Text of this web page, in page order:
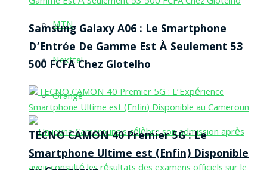
MTN
Nexttel
Orange
Samsung Galaxy A06 : Le Smartphone
D’Entrée De Gamme Est À Seulement 53
500 FCFA Chez Glotelho
TECNO CAMON 40 Premier 5G : Le
Smartphone Ultime est (Enfin) Disponible